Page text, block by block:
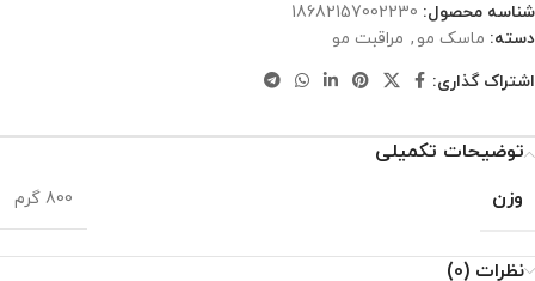
شناسه محصول: 18682157002230
دسته: ماسک مو , مراقبت مو
اشتراک گذاری:
توضیحات تکمیلی
وزن
800 گرم
نظرات (0)